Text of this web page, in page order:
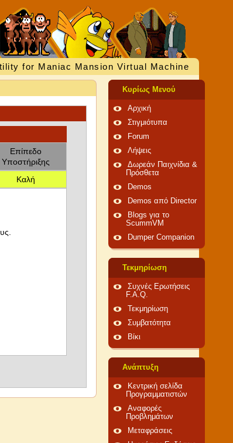
for Maniac Mansion Virtual Machine
Επίπεδο
Υποστήριξης
Καλή
Κυρίως Μενού
Αρχική
Στιγμιότυπα
Forum
Λήψεις
Δωρεάν Παιχνίδια &
Πρόσθετα
Demos
Demos από Director
Blogs για το
ScummVM
Dumper Companion
Τεκμηρίωση
Συχνές Ερωτήσεις
F.A.Q.
Τεκμηρίωση
Συμβατότητα
Βίκι
Ανάπτυξη
Κεντρική σελίδα
Προγραμματιστών
Αναφορές
Προβλημάτων
Μεταφράσεις